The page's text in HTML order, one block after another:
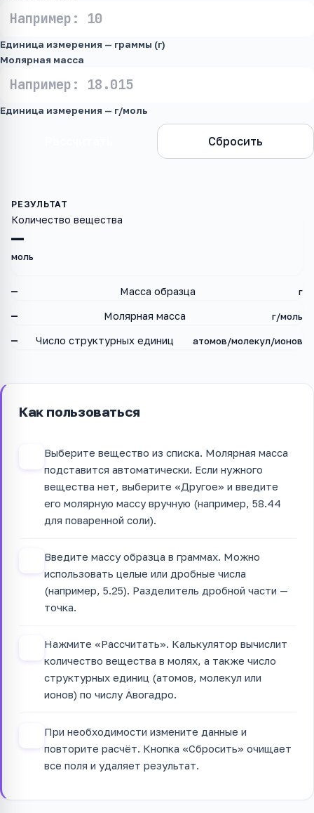
Единица измерения — граммы (г)
Молярная масса
Единица измерения — г/моль
Сбросить
—
Количество вещества
моль
— Масса образца г
— Молярная масса г/моль
— Число структурных единиц атомов/молекул/ионов
Как пользоваться
Выберите вещество из списка. Молярная масса
подставится автоматически. Если нужного
вещества нет, выберите «Другое» и введите
его молярную массу вручную (например, 58.44
для поваренной соли).
Введите массу образца в граммах. Можно
использовать целые или дробные числа
(например, 5.25). Разделитель дробной части —
точка.
Нажмите «Рассчитать». Калькулятор вычислит
количество вещества в молях, а также число
структурных единиц (атомов, молекул или
ионов) по числу Авогадро.
При необходимости измените данные и
повторите расчёт. Кнопка «Сбросить» очищает
все поля и удаляет результат.